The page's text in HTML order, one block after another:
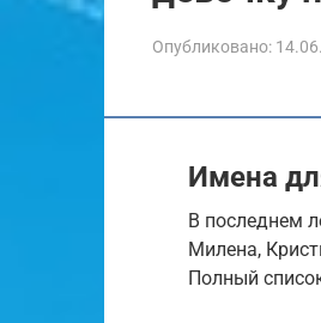
Опубликовано:
Имена
В последнем
Милена,
Полный